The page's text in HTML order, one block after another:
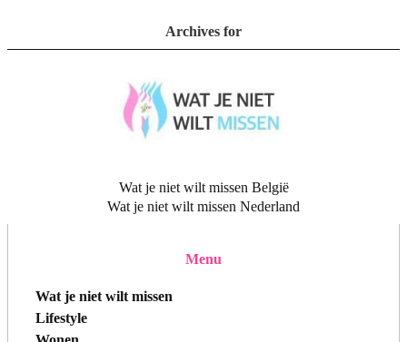
Archives for
Wat je niet wilt missen België
Wat je niet wilt missen Nederland
Menu
Wat je niet wilt missen
Lifestyle